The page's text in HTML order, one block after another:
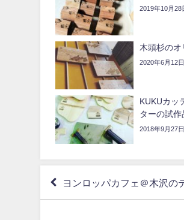
2019年10月28
木頭杉の
2020年6月12日
KUKUカッ
ターの試作
2018年9月27日
ヨンロッパカフェ＠木沢の